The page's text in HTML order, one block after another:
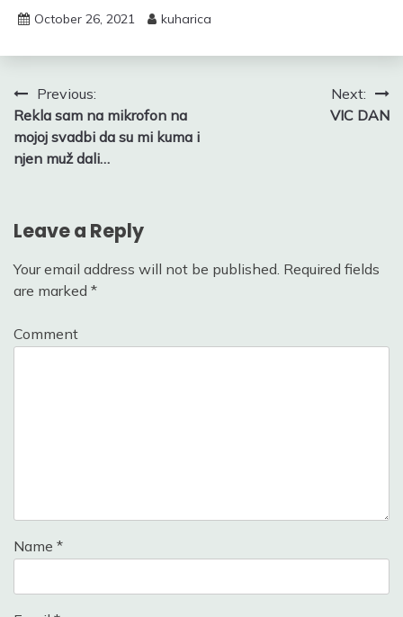
October 26, 2021 kuharica
Post
navigation
Previous:
Rekla sam na mikrofon na
mojoj svadbi da su mi kuma i
njen muž dali…
Next:
VIC DAN
Leave a Reply
Your email address will not be published. Required fields
are marked *
Comment
Name *